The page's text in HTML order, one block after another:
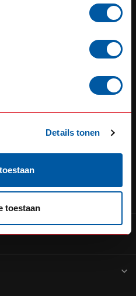
Details tonen
toestaan